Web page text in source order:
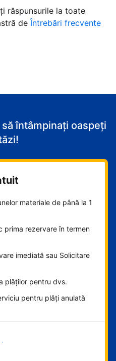
răspunsurile la toate
deÎntrebări frecvente
întâmpinați oaspeți
materiale de până la 1
prima rezervare în termen
imediată sau Solicitare
plăților pentru dvs.
pentru plăți anulată